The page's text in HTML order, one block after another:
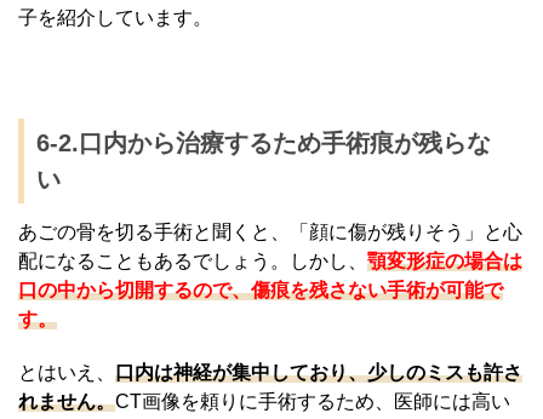
子を紹介しています。
6-2.口内から治療するため手術痕が残らな
い
あごの骨を切る手術と聞くと、「顔に傷が残りそう」と心
配になることもあるでしょう。しかし、 顎変形症の場合は
口の中から切開するので、傷痕を残さない手術が可能で
す。
とはいえ、 口内は神経が集中しており、少しのミスも許さ
れません。CT画像を頼りに手術するため、医師には高い